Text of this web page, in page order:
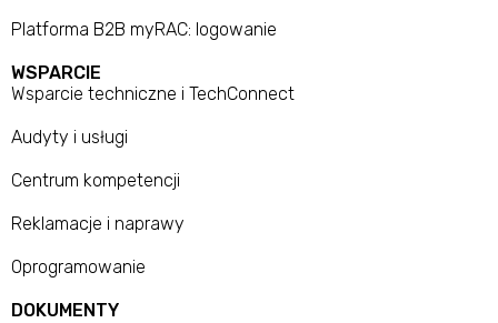
Platforma B2B myRAC: logowanie
WSPARCIE
Wsparcie techniczne i TechConnect
Audyty i usługi
Centrum kompetencji
Reklamacje i naprawy
Oprogramowanie
DOKUMENTY